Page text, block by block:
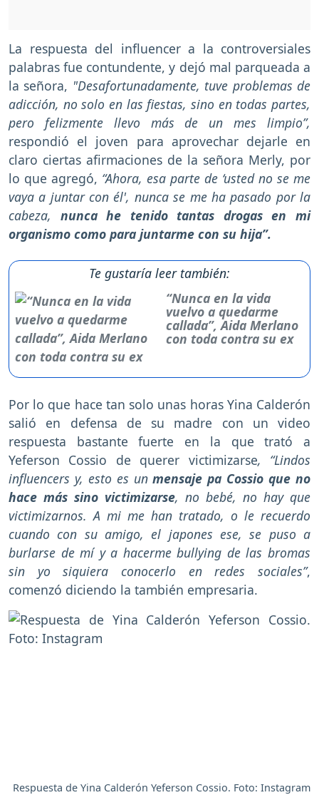
La respuesta del influencer a la controversiales
palabras fue contundente, y dejó mal parqueada a
la señora, "Desafortunadamente, tuve problemas de
adicción, no solo en las fiestas, sino en todas partes,
pero felizmente llevo más de un mes limpio”,
respondió el joven para aprovechar dejarle en
claro ciertas afirmaciones de la señora Merly, por
lo que agregó, “Ahora, esa parte de ‘usted no se me
vaya a juntar con él', nunca se me ha pasado por la
cabeza, nunca he tenido tantas drogas en mi
organismo como para juntarme con su hija”.
Te gustaría leer también:
“Nunca en la vida
vuelvo a quedarme
callada”, Aida Merlano
con toda contra su ex
Por lo que hace tan solo unas horas Yina Calderón
salió en defensa de su madre con un video
respuesta bastante fuerte en la que trató a
Yeferson Cossio de querer victimizarse, “Lindos
influencers y, esto es unmensaje pa Cossio que no
hace más sino victimizarse, no bebé, no hay que
victimizarnos. A mi me han tratado, o le recuerdo
cuando con su amigo, el japones ese, se puso a
burlarse de mí y a hacerme bullying de las bromas
sin yo siquiera conocerlo en redes sociales”,
comenzó diciendo la también empresaria.
Respuesta de Yina Calderón Yeferson Cossio. Foto: Instagram